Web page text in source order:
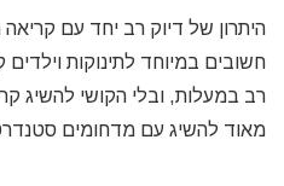
היתרון של דיוק רב יחד עם
חשובים במיוחד לתינוקות
רב במעלות, ובלי הקושי להשיג
מאוד להשיג עם מדחומים